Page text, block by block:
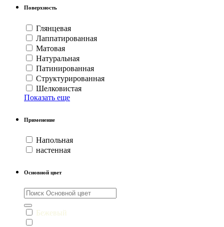
Поверхность
Глянцевая
Лаппатированная
Матовая
Натуральная
Патинированная
Структурированная
Шелковистая
Показать еще
Применение
Напольная
настенная
Основной цвет
Бежевый